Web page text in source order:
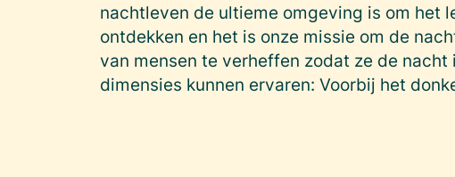
nachtleven de ultieme omgeving is om het
ontdekken en het is onze missie om de
van mensen te verheffen zodat ze de nacht
dimensies kunnen ervaren: Voorbij het